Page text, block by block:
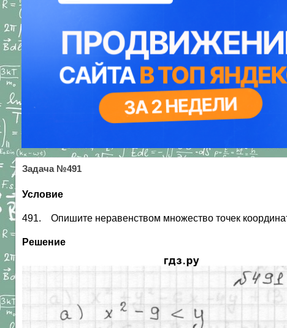
Задача №491
Условие
491. Опишите неравенством множество точек
Решение